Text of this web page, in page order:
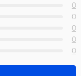
0
0
0
0
0